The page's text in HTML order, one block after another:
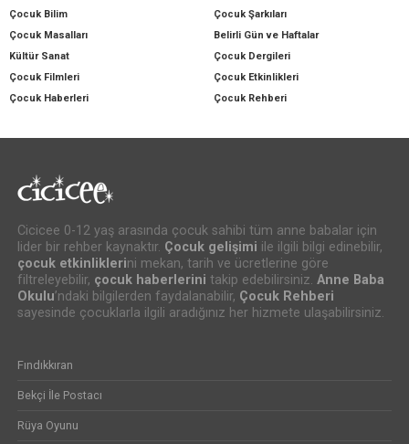
Çocuk Bilim
Çocuk Şarkıları
Çocuk Masalları
Belirli Gün ve Haftalar
Kültür Sanat
Çocuk Dergileri
Çocuk Filmleri
Çocuk Etkinlikleri
Çocuk Haberleri
Çocuk Rehberi
Cicicee 0-12 yaş arasında çocuk sahibi tüm anne babalar için
lider bir rehber kaynaktır. Çocuk gelişimi ile ilgili bilgi edinebilir,
çocuk etkinliklerini mekan, tarih ve ücretlerine göre
filtreleyebilir, çocuk haberlerini takip edebilirsiniz. Anne Baba
Okulu’ndaki bilgilerden faydalanabilir, Çocuk Rehberi
sayesinde çocuklarla ilgili aradığınız her hizmete ulaşabilirsiniz.
Fındıkkıran
Bekçi İle Postacı
Rüya Oyunu